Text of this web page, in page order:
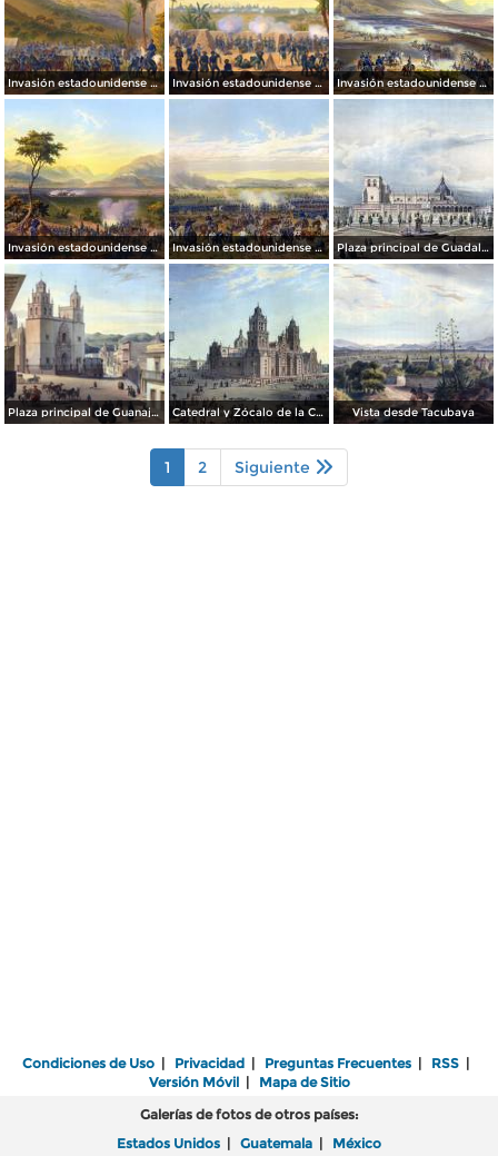
Invasión estadounidense de 1847: Batalla de Cerro Gordo Invasión estadounidense de 1847: Bombardeo de Veracruz Invasión estadounidense de 1847: Batalla de Buenavista
Invasión estadounidense de 1847: Batalla de Monterrey Invasión estadounidense de 1847: Batalla de Palo Alto Plaza principal de Guadalajara
Plaza principal de Guanajuato Catedral y Zócalo de la Ciudad de México Vista desde Tacubaya
1 2 Siguiente
Condiciones de Uso | Privacidad | Preguntas Frecuentes | RSS |
Versión Móvil| Mapa de Sitio
Galerías de fotos de otros países:
Estados Unidos | Guatemala | México